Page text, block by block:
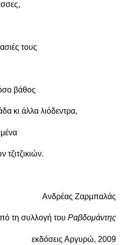
τους
βάθος
κι άλλα λιόδεντρα,
Ανδρέας Ζαρμπαλάς
τη συλλογή του Ραβδομάντης
εκδόσεις Αργυρώ, 2009